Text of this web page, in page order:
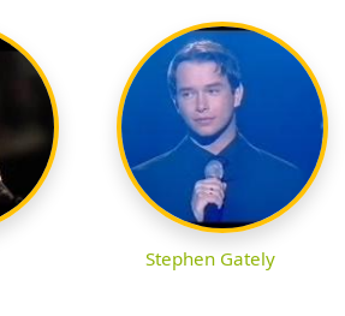
Stephen Gately